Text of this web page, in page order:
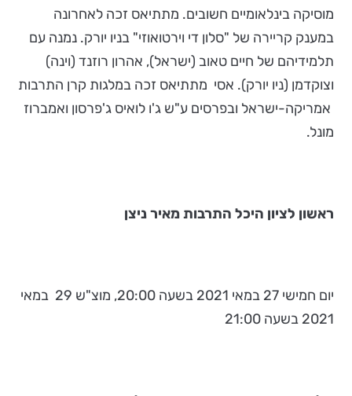
מוסיקה בינלאומיים חשובים. מתתיאס זכה לאחרונה
במענק קריירה של "סלון די וירטואוזי" בניו יורק. נמנה עם
תלמידיהם של חיים טאוב (ישראל), אהרון רוזנד (וינה)
וצוקדמן (ניו יורק). אסי מתתיאס זכה במלגות קרן התרבות
אמריקה-ישראל ובפרסים ע"ש ג'ו לואיס ג'פרסון ואמברוז
מונל.
ראשון לציון היכל התרבות מאיר ניצן
יום חמישי 27 במאי 2021 בשעה 20:00, מוצ"ש 29 במאי
2021 בשעה 21:00